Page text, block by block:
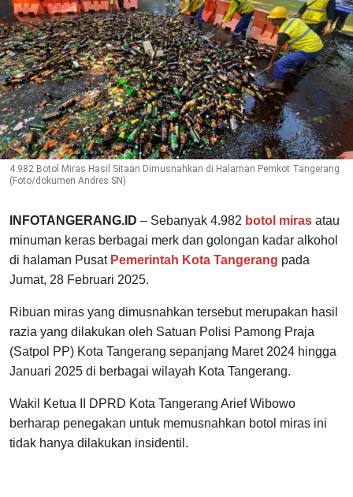
4.982 Botol Miras Hasil Sitaan Dimusnahkan di Halaman Pemkot Tangerang
(Foto/dokumen Andres SN)
INFOTANGERANG.ID – Sebanyak 4.982 botol miras atau
minuman keras berbagai merk dan golongan kadar alkohol
di halaman Pusat Pemerintah Kota Tangerang pada
Jumat, 28 Februari 2025.
Ribuan miras yang dimusnahkan tersebut merupakan hasil
razia yang dilakukan oleh Satuan Polisi Pamong Praja
(Satpol PP) Kota Tangerang sepanjang Maret 2024 hingga
Januari 2025 di berbagai wilayah Kota Tangerang.
Wakil Ketua II DPRD Kota Tangerang Arief Wibowo
berharap penegakan untuk memusnahkan botol miras ini
tidak hanya dilakukan insidentil.